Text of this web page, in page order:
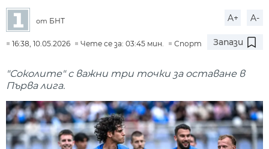
от БНТ A+ A-
16:38, 10.05.2026 Чете се за: 03:45 мин. Спорт Запази
"Соколите" с важни три точки за оставане в
Първа лига.